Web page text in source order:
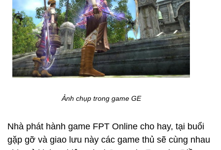
Ảnh chụp trong game GE
Nhà phát hành game FPT Online cho hay, tại buổi
gặp gỡ và giao lưu này các game thủ sẽ cùng nhau